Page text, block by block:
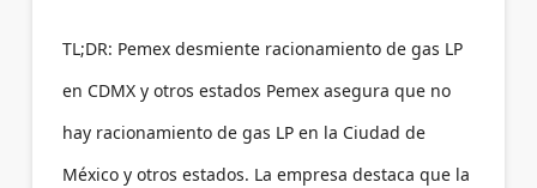
TL;DR: Pemex desmiente racionamiento de gas LP
en CDMX y otros estados Pemex asegura que no
hay racionamiento de gas LP en la Ciudad de
México y otros estados. La empresa destaca que la